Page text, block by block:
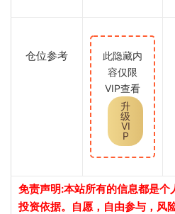
仓位参考
此隐藏内
容仅限
VIP查看
升
级
VI
P
免责声明:本站所有的信息都是
投资依据。自愿，自由参与，风